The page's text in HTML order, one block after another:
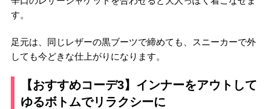
す。
足元は、同じレザーの黒ブーツで締めても、スニーカーで外
しても今どきな仕上がりになります。
【おすすめコーデ3】インナーをアウトして
ゆるボトムでリラクシーに